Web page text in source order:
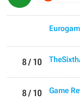
8 / 10
8 / 10 Game